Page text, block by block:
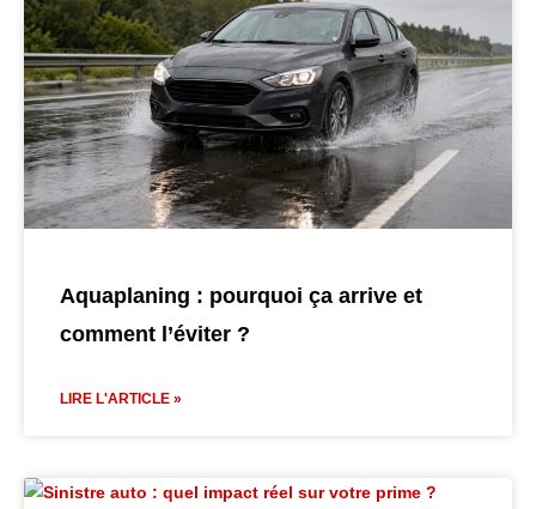
Aquaplaning : pourquoi ça arrive et
comment l’éviter ?
LIRE L'ARTICLE »